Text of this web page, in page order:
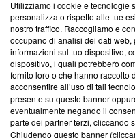
Questa sezione offre
News, sui nostri processi
creare news di qualità.
‘Trust Project - News with
ancora membro del
parte; Trust Project non
conformità agli standard.
Su di noi
Utilizziamo i cookie e tecnologie
personalizzato rispetto alle tue
nostro traffico. Raccogliamo e
occupano di analisi dei dati
informazioni sul tuo dispositivo,
dispositivo, i quali potrebbero
fornito loro o che hanno raccolto
acconsentire all’uso di tali
presente su questo banner
eventualmente negando il
parte dei partner terzi, cliccando
Chiudendo questo banner